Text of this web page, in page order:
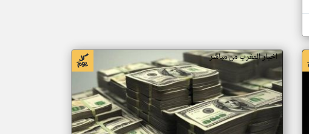
اخبار المغرب من مباشر